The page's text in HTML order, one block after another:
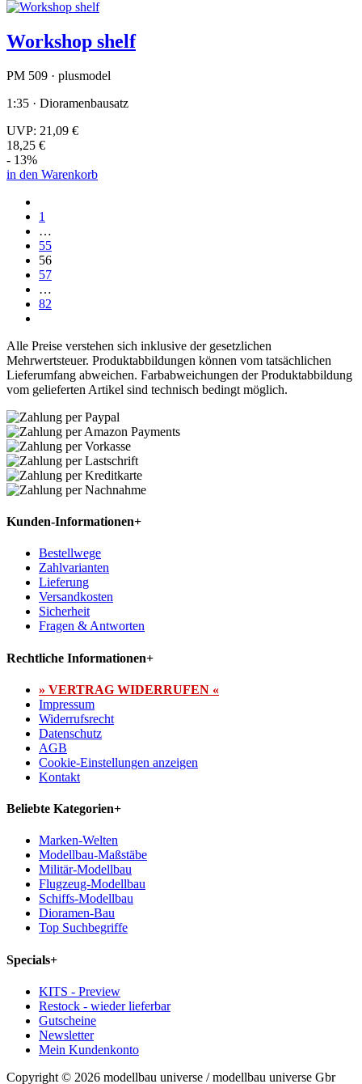
Workshop shelf
PM 509 · plusmodel
1:35 · Dioramenbausatz
UVP: 21,09 €
18,25 €
- 13%
in den Warenkorb
1
…
55
56
57
…
82
Alle Preise verstehen sich inklusive der gesetzlichen
Mehrwertsteuer. Produktabbildungen können vom tatsächlichen
Lieferumfang abweichen. Farbabweichungen der Produktabbildung
vom gelieferten Artikel sind technisch bedingt möglich.
Kunden-Informationen+
Bestellwege
Zahlvarianten
Lieferung
Versandkosten
Sicherheit
Fragen & Antworten
Rechtliche Informationen+
» VERTRAG WIDERRUFEN «
Impressum
Widerrufsrecht
Datenschutz
AGB
Cookie-Einstellungen anzeigen
Kontakt
Beliebte Kategorien+
Marken-Welten
Modellbau-Maßstäbe
Militär-Modellbau
Flugzeug-Modellbau
Schiffs-Modellbau
Dioramen-Bau
Top Suchbegriffe
Specials+
KITS - Preview
Restock - wieder lieferbar
Gutscheine
Newsletter
Mein Kundenkonto
Copyright © 2026 modellbau universe / modellbau universe Gbr